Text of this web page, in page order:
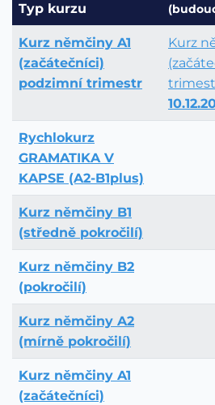
Typ kurzu
Kurz němčiny A1
(začátečníci)
podzimní trimestr
Kurz
Rychlokurz
GRAMATIKA V
KAPSE (A2-B1plus)
Kurz němčiny B1
(středně pokročilí)
Kurz němčiny B2
(pokročilí)
Kurz němčiny A2
(mírně pokročilí)
Kurz němčiny A1
(začátečníci)